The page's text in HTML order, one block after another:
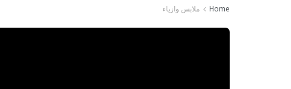
Home ملابس وازياء